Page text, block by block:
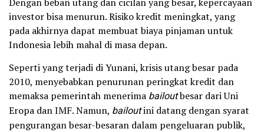
investor bisa menurun. Risiko kredit meningkat, yang
pada akhirnya dapat membuat biaya pinjaman untuk
Indonesia lebih mahal di masa depan.
Seperti yang terjadi di Yunani, krisis utang besar pada
2010, menyebabkan penurunan peringkat kredit dan
memaksa pemerintah menerima bailoutbesar dari Uni
Eropa dan IMF. Namun, bailoutini datang dengan syarat
pengurangan besar-besaran dalam pengeluaran publik,